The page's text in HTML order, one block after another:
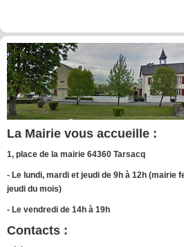
La Mairie vous accueille :
1, place de la mairie 64360 Tarsacq
- Le lundi, mardi et jeudi de 9h à 12h (mairie
jeudi du mois)
- Le vendredi de 14h à 19h
Contacts :